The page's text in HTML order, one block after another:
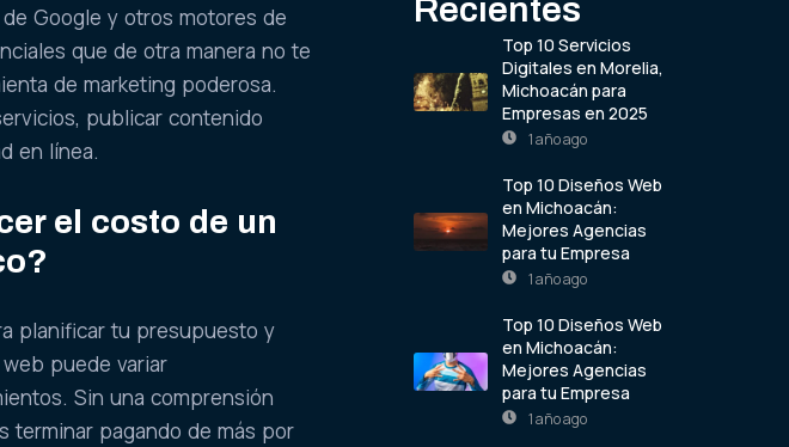
Google y otros motores de
que de otra manera no te
de marketing poderosa.
publicar contenido
en línea.
el costo de un
planificar tu presupuesto y
puede variar
Sin una comprensión
terminar pagando de más por
Recientes
Top 10 Servicios
Digitales en Morelia,
Michoacán para
Empresas en 2025
1 año ago
Top 10 Diseños Web
en Michoacán:
Mejores Agencias
para tu Empresa
1 año ago
Top 10 Diseños Web
en Michoacán:
Mejores Agencias
para tu Empresa
1 año ago